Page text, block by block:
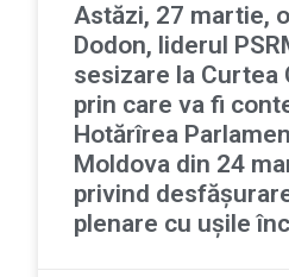
Astăzi, 27 martie,
Dodon, liderul
sesizare la Curtea
prin care va fi
Hotărîrea
Moldova din 24
privind
plenare cu ușile